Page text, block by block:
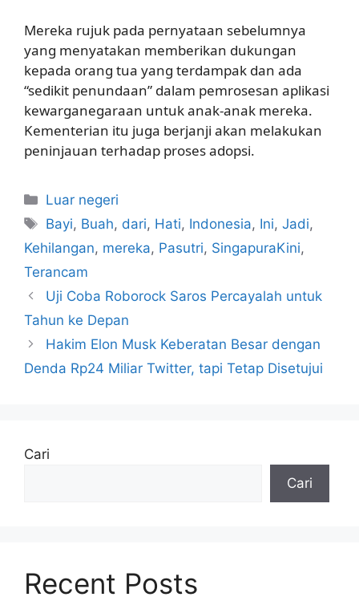
Mereka rujuk pada pernyataan sebelumnya
yang menyatakan memberikan dukungan
kepada orang tua yang terdampak dan ada
“sedikit penundaan” dalam pemrosesan aplikasi
kewarganegaraan untuk anak-anak mereka.
Kementerian itu juga berjanji akan melakukan
peninjauan terhadap proses adopsi.
Kategori
Luar negeri
Tag
Bayi, Buah, dari, Hati, Indonesia, Ini,Jadi,
Kehilangan, mereka, Pasutri, SingapuraKini,
Terancam
Uji Coba Roborock Saros Percayalah untuk
Tahun ke Depan
Hakim Elon Musk Keberatan Besar dengan
Denda Rp24 Miliar Twitter, tapi Tetap Disetujui
Cari
Cari
Recent Posts